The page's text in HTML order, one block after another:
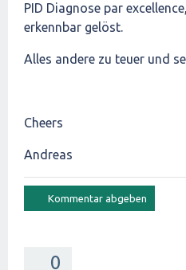
PID Diagnose par
erkennbar gelöst.
Alles andere zu teuer und
Cheers
Andreas
0